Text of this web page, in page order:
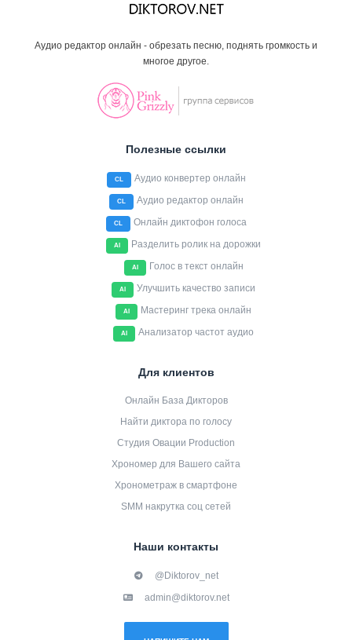
Аудио редактор онлайн - обрезать песню, поднять громкость и
многое другое.
Полезные ссылки
CL Аудио конвертер онлайн
CL Аудио редактор онлайн
CL Онлайн диктофон голоса
AI Разделить ролик на дорожки
AI Голос в текст онлайн
AI Улучшить качество записи
AI Мастеринг трека онлайн
AI Анализатор частот аудио
Для клиентов
Онлайн База Дикторов
Найти диктора по голосу
Студия Овации Production
Хрономер для Вашего сайта
Хронометраж в смартфоне
SMM накрутка соц сетей
Наши контакты
@Diktorov_net
admin@diktorov.net